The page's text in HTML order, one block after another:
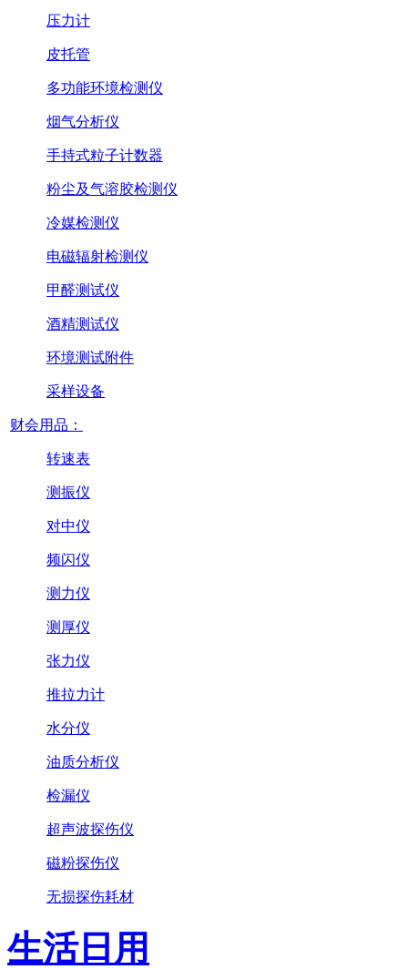
压力计
皮托管
多功能环境检测仪
烟气分析仪
手持式粒子计数器
粉尘及气溶胶检测仪
冷媒检测仪
电磁辐射检测仪
甲醛测试仪
酒精测试仪
环境测试附件
采样设备
财会用品：
转速表
测振仪
对中仪
频闪仪
测力仪
测厚仪
张力仪
推拉力计
水分仪
油质分析仪
检漏仪
超声波探伤仪
磁粉探伤仪
无损探伤耗材
生活日用